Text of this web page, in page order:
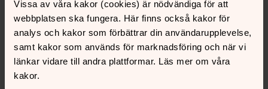
Vissa av våra kakor (cookies) är nödvändiga för att
webbplatsen ska fungera. Här finns också kakor för
analys och kakor som förbättrar din användarupplevelse,
samt kakor som används för marknadsföring och när vi
länkar vidare till andra plattformar. Läs mer om våra
kakor.